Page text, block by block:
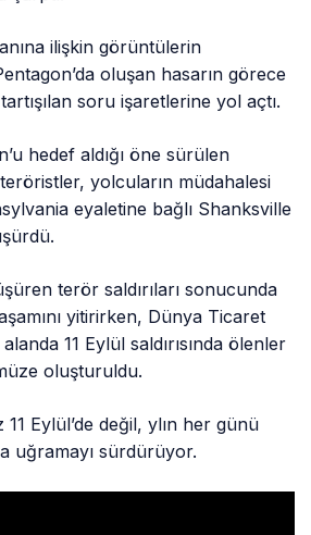
ilişkin görüntülerin
oluşan hasarın görece
soru işaretlerine yol açtı.
hedef aldığı öne sürülen
yolcuların müdahalesi
eyaletine bağlı Shanksville
terör saldırıları sonucunda
yitirirken, Dünya Ticaret
11 Eylül saldırısında ölenler
oluşturuldu.
11 Eylül’de değil, ylın her günü
uğramayı sürdürüyor.